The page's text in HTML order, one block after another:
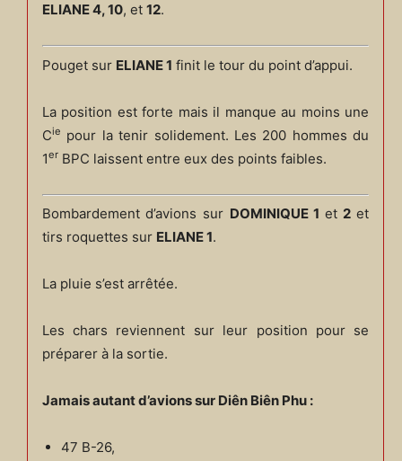
ELIANE 4, 10, et 12.
Pouget sur ELIANE 1 finit le tour du point d’appui.
La position est forte mais il manque au moins une
Cie pour la tenir solidement. Les 200 hommes du
1erBPC laissent entre eux des points faibles.
Bombardement d’avions sur DOMINIQUE 1 et2et
tirs roquettes sur ELIANE 1.
La pluie s’est arrêtée.
Les chars reviennent sur leur position pour se
préparer à la sortie.
Jamais autant d’avions sur Diên Biên Phu :
47 B-26,